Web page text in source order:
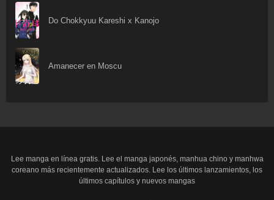
Do Chokkyuu Kareshi x Kanojo
Amanecer en Moscu
Lee manga en línea gratis. Lee el manga japonés, manhua chino y manhwa
coreano más recientemente actualizados. Lee los últimos lanzamientos, los
últimos capítulos y nuevos mangas